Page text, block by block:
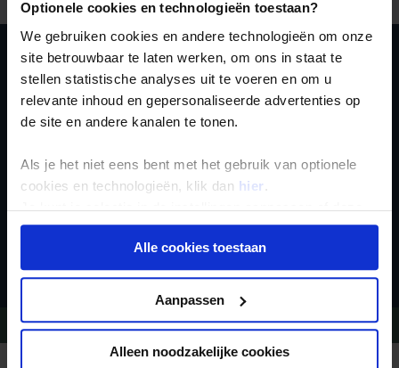
Optionele cookies en technologieën toestaan?
We gebruiken cookies en andere technologieën om onze
site betrouwbaar te laten werken, om ons in staat te
stellen statistische analyses uit te voeren en om u
relevante inhoud en gepersonaliseerde advertenties op
de site en andere kanalen te tonen.
Als je het niet eens bent met het gebruik van optionele
cookies en technologieën, klik dan hier .
Je kunt je selectie in de instellingen aanpassen of deze
onder aan de pagina op elk gewenst moment voor de
toekomst wijzigen.Alle cookies toestaan
Aanpassen
Alleen noodzakelijke cookies
Schrijf je in voor de
nieuwsbrief
Inschrijven
Vragen?Bel 020-7887700